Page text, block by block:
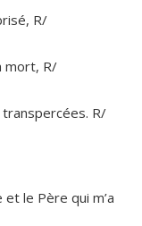
R/
mort, R/
R/
le Père qui m’a